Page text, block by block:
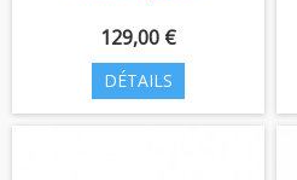
129,00 €
DÉTAILS